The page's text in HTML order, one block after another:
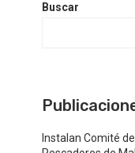
Buscar
Instalan Comité